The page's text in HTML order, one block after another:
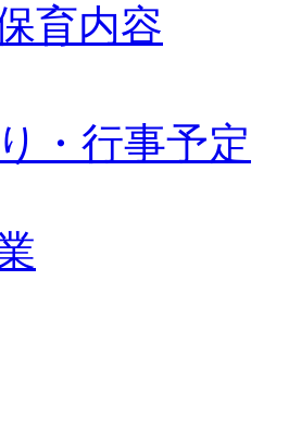
育内容
・行事予定